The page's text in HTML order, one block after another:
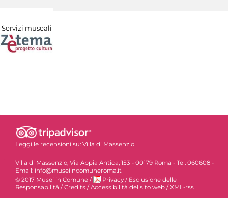
Servizi museali
Leggi le recensioni su: Villa di Massenzio
Villa di Massenzio, Via Appia Antica, 153 - 00179 Roma - Tel. 060608 -
Email: info@museiincomuneroma.it
© 2017 Musei in Comune / Privacy / Esclusione delle
Responsabilità /Credits /Accessibilità del sito web /XML-rss